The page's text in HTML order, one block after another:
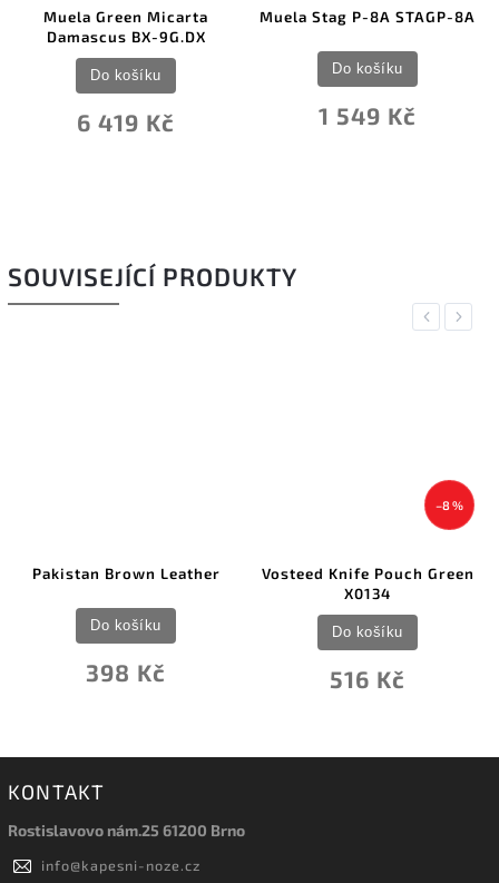
Muela Green Micarta
Damascus BX-9G.DX
6 419 Kč
Do košíku
Muela Stag P-8A STAGP-8A
1 549 Kč
Do košíku
SOUVISEJÍCÍ PRODUKTY
Previous
Pakistan Brown Leather
398 Kč
Do košíku
–8 %
Vosteed Knife Pouch Green
X0134
516 Kč
Do košíku
Next
KONTAKT
Rostislavovo nám.25 61200 Brno
info@kapesni-noze.cz